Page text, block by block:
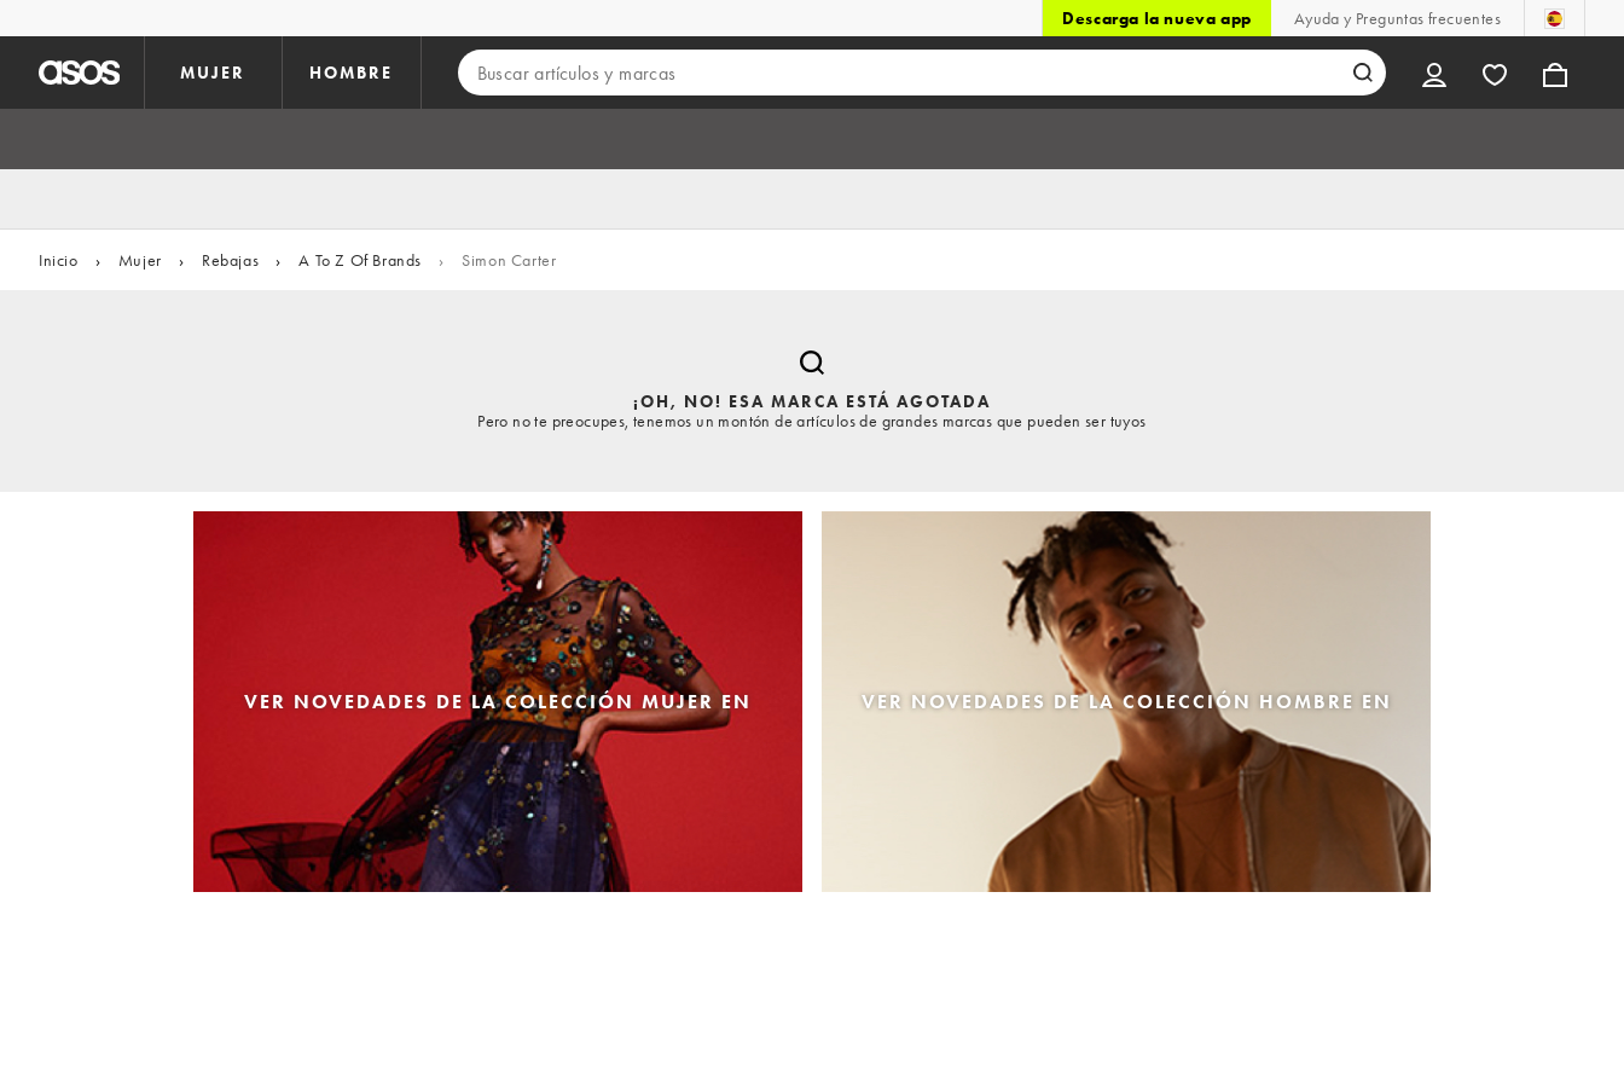
Descarga la nueva app Ayuda y Preguntas frecuentes
MUJER HOMBRE
Inicio › Mujer › Rebajas › A To Z Of Brands › Simon Carter
¡OH, NO! ESA MARCA ESTÁ AGOTADA
Pero no te preocupes, tenemos un montón de artículos de grandes marcas que pueden ser tuyos
VER NOVEDADES DE LA COLECCIÓN MUJER EN VER NOVEDADES DE LA COLECCIÓN HOMBRE EN